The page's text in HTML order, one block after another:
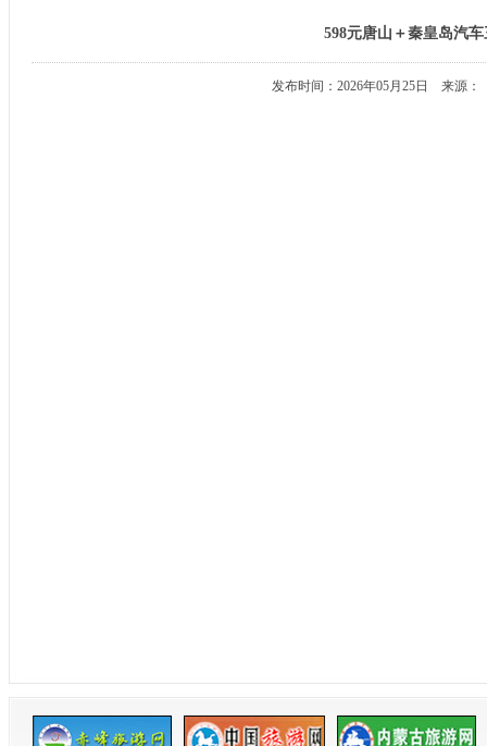
598元唐山＋秦皇岛汽
发布时间：2026年05月25日 来源